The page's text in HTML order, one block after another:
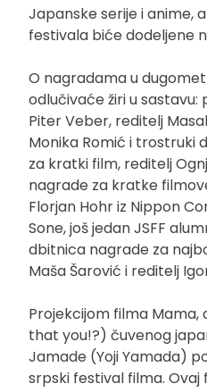
Japanske serije i anime,
festivala biće dodeljene
O nagradama u
odlučivaće žiri u
Piter Veber, reditelj
Monika Romić i trostruki
za kratki film, reditelj
nagrade za kratke
Florjan Hohr iz Nippon
Sone, još jedan JSFF
dbitnica nagrade za
Maša Šarović i reditelj
Projekcijom filma Mama,
that you!?) čuvenog
Jamade (Yoji Yamada)
srpski festival filma.